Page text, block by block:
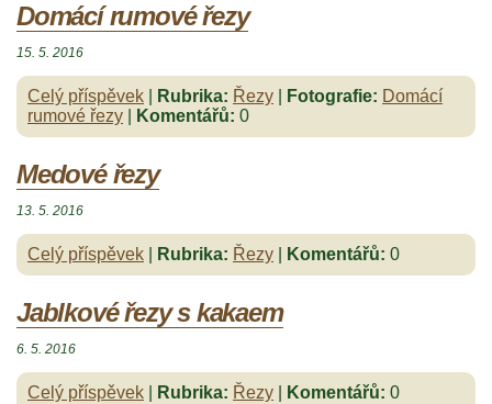
Domácí rumové řezy
15. 5. 2016
Celý příspěvek Rubrika: Řezy Fotografie: Domácí
rumové řezy
Komentářů: 0
Medové řezy
13. 5. 2016
Celý příspěvek Rubrika: Řezy Komentářů: 0
Jablkové řezy s kakaem
6. 5. 2016
Celý příspěvek Rubrika: Řezy Komentářů: 0